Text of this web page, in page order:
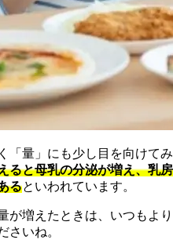
「量」にも少し目を向けてみ
ると母乳の分泌が増え、乳房
るといわれています。
が増えたときは、いつもより
さいね。